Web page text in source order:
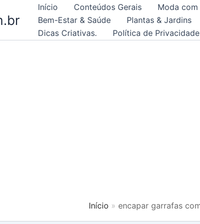
Início Conteúdos Gerais Moda com
Bem-Estar & Saúde
Plantas & Jardins
Dicas Criativas.
Política de Privacidade
Início encapar garrafas